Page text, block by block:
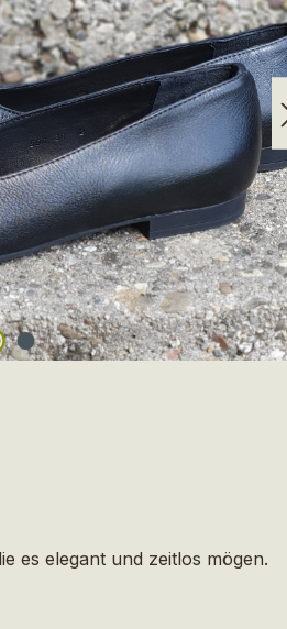
es elegant und zeitlos mögen.